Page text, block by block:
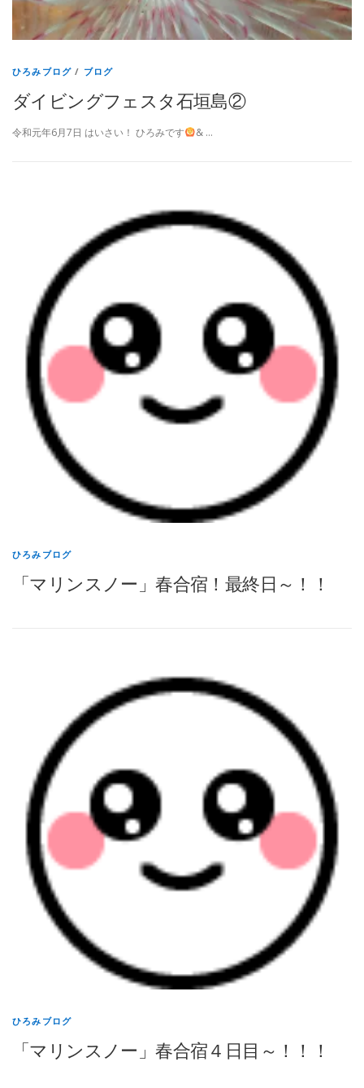
ひろみブログ / ブログ
ダイビングフェスタ石垣島②
令和元年6月7日 はいさい！ ひろみです & …
ひろみブログ
「マリンスノー」春合宿！最終日～！！
ひろみブログ
「マリンスノー」春合宿４日目～！！！